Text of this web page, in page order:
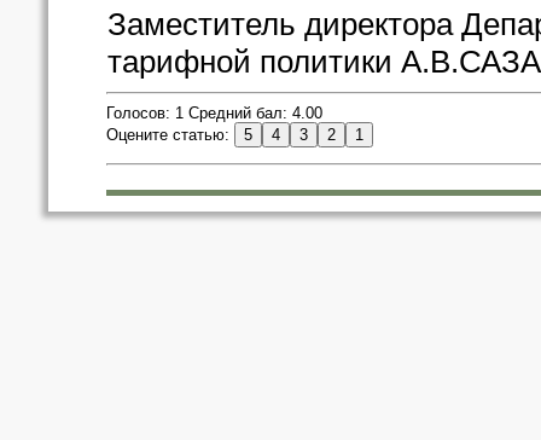
Заместитель директора
тарифной политики
Голосов: 1 Средний бал: 4.00
Оцените статью: